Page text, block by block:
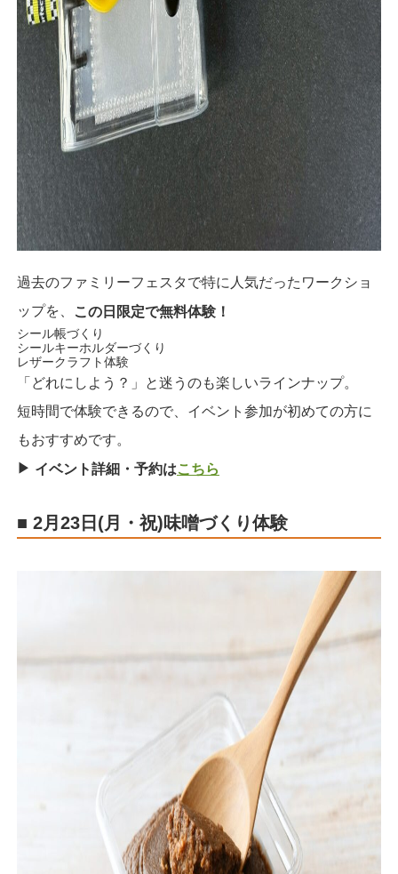
過去のファミリーフェスタで特に人気だったワークショ
ップを、
この日限定で無料体験！
シール帳づくり
シールキーホルダーづくり
レザークラフト体験
「どれにしよう？」と迷うのも楽しいラインナップ。
短時間で体験できるので、イベント参加が初めての方に
もおすすめです。
▶︎ イベント詳細・予約はこちら
■ 2月23日(月・祝)味噌づくり体験